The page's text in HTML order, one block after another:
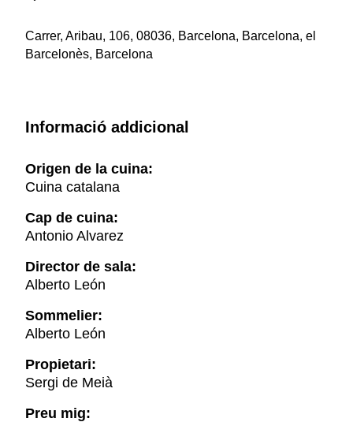
Carrer, Aribau, 106, 08036, Barcelona, Barcelona, el
Barcelonès, Barcelona
Informació addicional
Origen de la cuina:
Cuina catalana
Cap de cuina:
Antonio Alvarez
Director de sala:
Alberto León
Sommelier:
Alberto León
Propietari:
Sergi de Meià
Preu mig: